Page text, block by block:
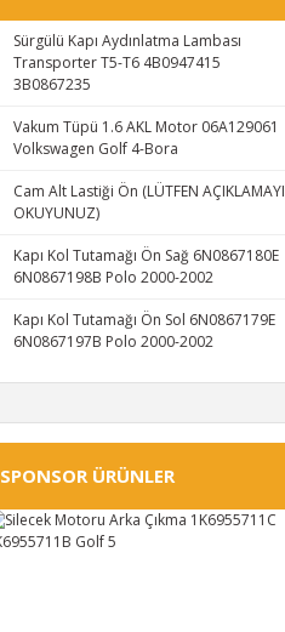
Sürgülü Kapı Aydınlatma Lambası
Transporter T5-T6 4B0947415
3B0867235
Vakum Tüpü 1.6 AKL Motor 06A129061
Volkswagen Golf 4-Bora
Cam Alt Lastiği Ön (LÜTFEN AÇIKLAMAYI
OKUYUNUZ)
Kapı Kol Tutamağı Ön Sağ 6N0867180E
6N0867198B Polo 2000-2002
Kapı Kol Tutamağı Ön Sol 6N0867179E
6N0867197B Polo 2000-2002
SPONSOR ÜRÜNLER